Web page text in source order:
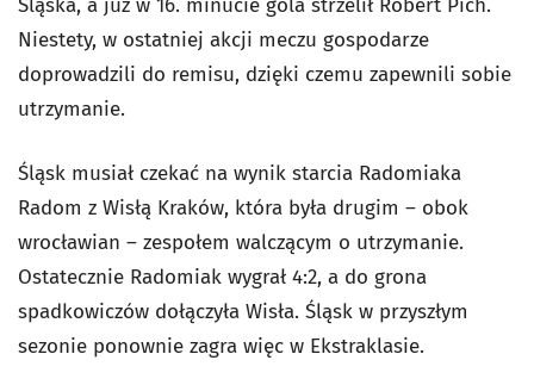
Niestety, w ostatniej akcji meczu gospodarze
doprowadzili do remisu, dzięki czemu zapewnili sobie
utrzymanie.
Śląsk musiał czekać na wynik starcia Radomiaka
Radom z Wisłą Kraków, która była drugim – obok
wrocławian – zespołem walczącym o utrzymanie.
Ostatecznie Radomiak wygrał 4:2, a do grona
spadkowiczów dołączyła Wisła. Śląsk w przyszłym
sezonie ponownie zagra więc w Ekstraklasie.